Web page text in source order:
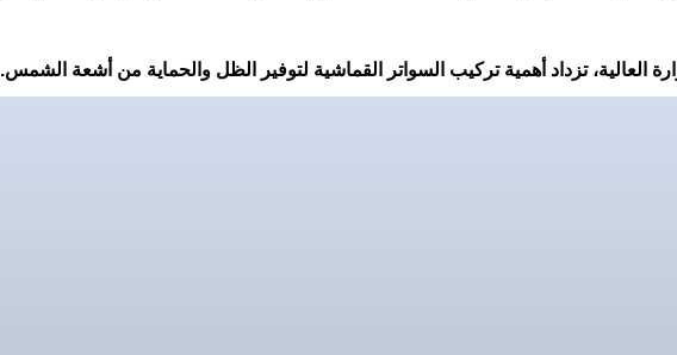
العالية، تزداد أهمية تركيب السواتر القماشية لتوفير الظل والحماية من أشعة الشمس.